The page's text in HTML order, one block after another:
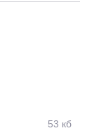
53 кб